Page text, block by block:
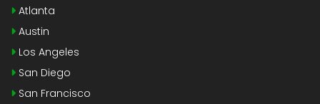
Atlanta
Austin
Los Angeles
San Diego
San Francisco